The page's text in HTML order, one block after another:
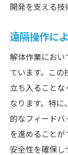
開発を支える技
遠隔操作に
解体作業におい
ています。この
立ち入ることな
なります。特に
的なフィード
を進めることが
安全性を確保し